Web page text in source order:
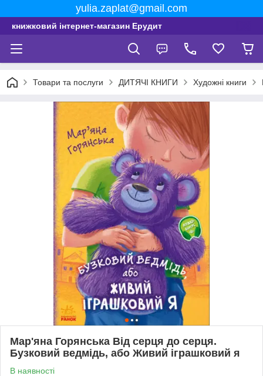
yulia.zaplat@gmail.com
книжковий інтернет-магазин Ерудит
Товари та послуги ДИТЯЧІ КНИГИ Художні книги
Мар'яна Горянська Від серця до серця.
Бузковий ведмідь, або Живий іграшковий я
В наявності